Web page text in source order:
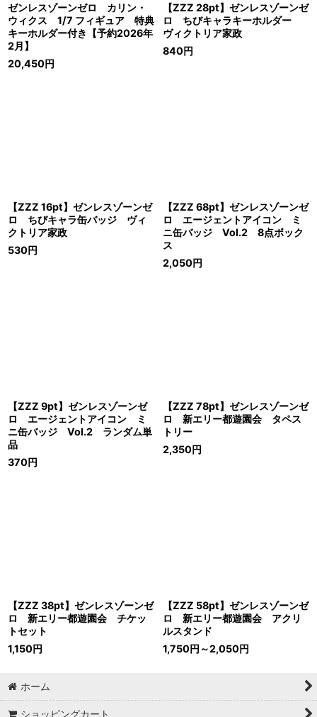
ゼンレスゾーンゼロ カリン・
ウィクス 1/7 フィギュア 特典
キーホルダー付き【予約2026年
2月】
20,450円
【ZZZ 28pt】ゼンレスゾーンゼ
ロ ちびキャラキーホルダー
ヴィクトリア家政
840円
【ZZZ 16pt】ゼンレスゾーンゼ
ロ ちびキャラ缶バッジ ヴィ
クトリア家政
530円
【ZZZ 68pt】ゼンレスゾーンゼ
ロ エージェントアイコン ミ
ニ缶バッジ Vol.2 8点ボック
ス
2,050円
【ZZZ 9pt】ゼンレスゾーンゼ
ロ エージェントアイコン ミ
ニ缶バッジ Vol.2 ランダム単
品
370円
【ZZZ 78pt】ゼンレスゾーンゼ
ロ 新エリー都遊園会 タペス
トリー
2,350円
【ZZZ 38pt】ゼンレスゾーンゼ
ロ 新エリー都遊園会 チケッ
トセット
1,150円
【ZZZ 58pt】ゼンレスゾーンゼ
ロ 新エリー都遊園会 アクリ
ルスタンド
1,750円 ～2,050円
ホーム
ショッピングカート